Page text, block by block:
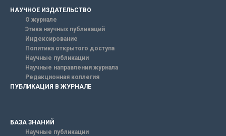
НАУЧНОЕ ИЗДАТЕЛЬСТВО
О журнале
Этика научных публикаций
Индексирование
Политика открытого доступа
Научные публикации
Научные направления журнала
Редакционная коллегия
ПУБЛИКАЦИЯ В ЖУРНАЛЕ
БАЗА ЗНАНИЙ
Научные публикации